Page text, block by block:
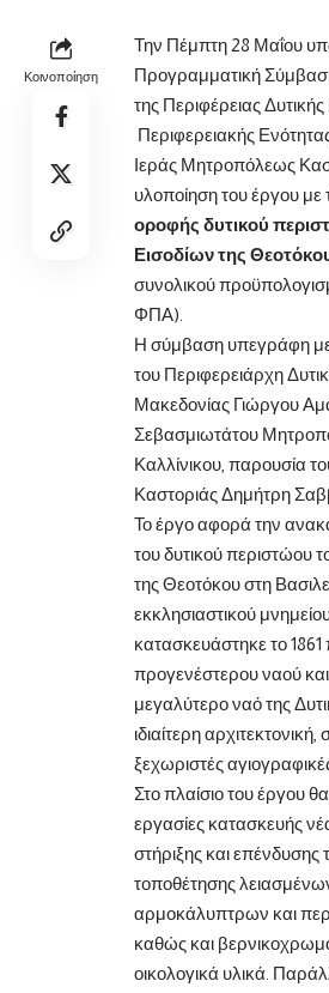
Κοινοποίηση
Την Πέμπτη 28 Μαΐου
Προγραμματική
της Περιφέρειας
Περιφερειακής
Ιεράς Μητροπόλεως
υλοποίηση του έργου με
οροφής δυτικού
Εισοδίων της
συνολικού
ΦΠΑ).
Η σύμβαση υπεγράφη
του Περιφερειάρχη
Μακεδονίας Γιώργου
Σεβασμιωτάτου
Καλλίνικου, παρουσία
Καστοριάς Δημήτρη
Το έργο αφορά την
του δυτικού περιστώου
της Θεοτόκου στη
εκκλησιαστικού
κατασκευάστηκε το
προγενέστερου ναού και
μεγαλύτερο ναό της
ιδιαίτερη
ξεχωριστές
Στο πλαίσιο του έργου
εργασίες κατασκευής
στήριξης και επένδυσης
τοποθέτησης
αρμοκάλυπτρων και
καθώς και
οικολογικά υλικά.